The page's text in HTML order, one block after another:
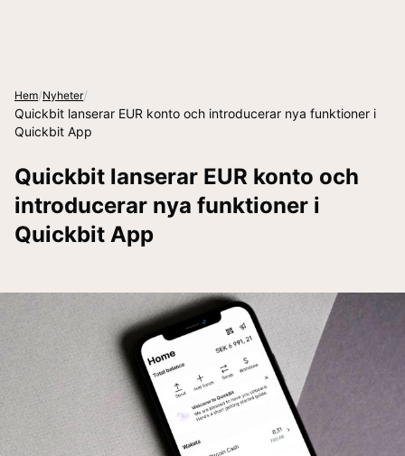
Hem/Nyheter/
Quickbit lanserar EUR konto och introducerar nya funktioner i
Quickbit App
Quickbit lanserar EUR konto och
introducerar nya funktioner i
Quickbit App